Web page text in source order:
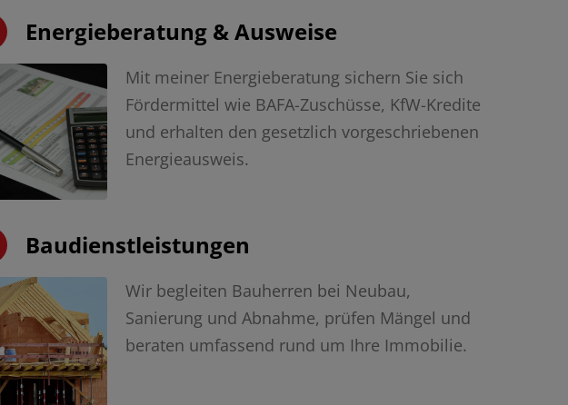
Energieberatung & Ausweise
Mit meiner Energieberatung sichern Sie sich
Fördermittel wie BAFA-Zuschüsse, KfW-Kredite
und erhalten den gesetzlich vorgeschriebenen
Energieausweis.
Baudienstleistungen
Wir begleiten Bauherren bei Neubau,
Sanierung und Abnahme, prüfen Mängel und
beraten umfassend rund um Ihre Immobilie.